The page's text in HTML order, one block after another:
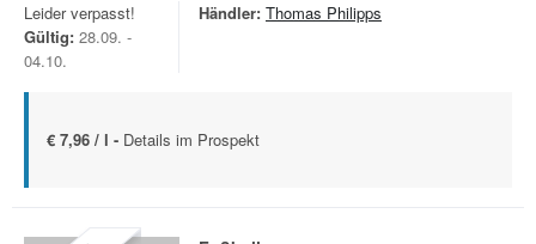
Leider verpasst!
Gültig: 28.09. -
04.10.
Händler: Thomas Philipps
€ 7,96 / l - Details im Prospekt